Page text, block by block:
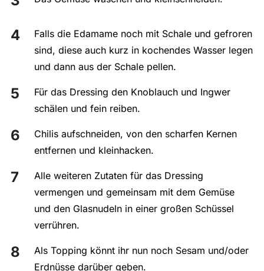
Falls die Edamame noch mit Schale und gefroren
sind, diese auch kurz in kochendes Wasser legen
und dann aus der Schale pellen.
Für das Dressing den Knoblauch und Ingwer
schälen und fein reiben.
Chilis aufschneiden, von den scharfen Kernen
entfernen und kleinhacken.
Alle weiteren Zutaten für das Dressing
vermengen und gemeinsam mit dem Gemüse
und den Glasnudeln in einer großen Schüssel
verrühren.
Als Topping könnt ihr nun noch Sesam und/oder
Erdnüsse darüber geben.